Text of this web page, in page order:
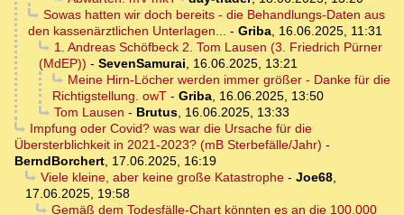
Sowas hatten wir doch bereits - die Behandlungs-Daten aus
den kassenärztlichen Unterlagen... - Griba, 16.06.2025, 11:31
1. Andreas Schöfbeck 2. Tom Lausen (3. Friedrich Pürner
(MdEP)) - SevenSamurai, 16.06.2025, 13:21
Meine Hirn-Löcher werden immer größer - Danke für die
Richtigstellung. owT - Griba, 16.06.2025, 13:50
Tom Lausen - Brutus, 16.06.2025, 13:33
Impfung oder Covid? was war die Ursache für die
Übersterblichkeit in 2021-2023? (mB Sterbefälle/Jahr) -
BerndBorchert, 17.06.2025, 16:19
Viele kleine, aber keine große Katastrophe- Joe68,
17.06.2025, 19:58
Gemäß dem Todesfälle-Chart könnten es an die 100.000